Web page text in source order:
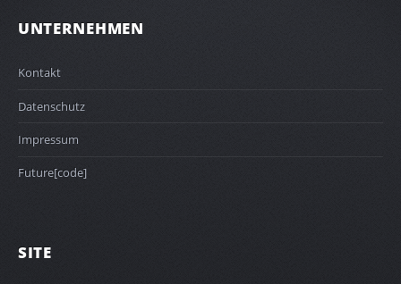
UNTERNEHMEN
Kontakt
Datenschutz
Impressum
Future[code]
SITE